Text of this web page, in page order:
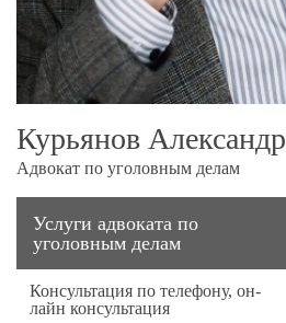
Курьянов Александр
Адвокат по уголовным делам
Услуги адвоката по
уголовным делам
Консультация по телефону, он-
лайн консультация